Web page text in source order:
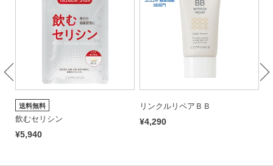
送料無料
飲むセリシン
¥5,940
リンクルリペアＢＢ
¥4,290